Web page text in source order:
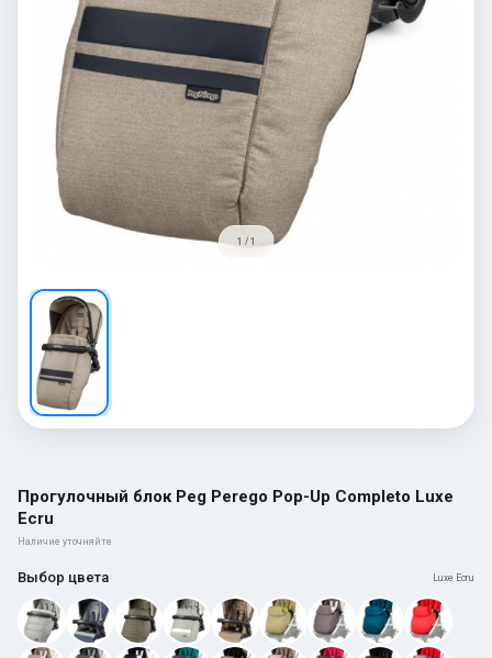
1 / 1
Прогулочный блок Peg Perego Pop-Up Completo Luxe
Ecru
Наличие уточняйте
Выбор цвета Luxe Ecru